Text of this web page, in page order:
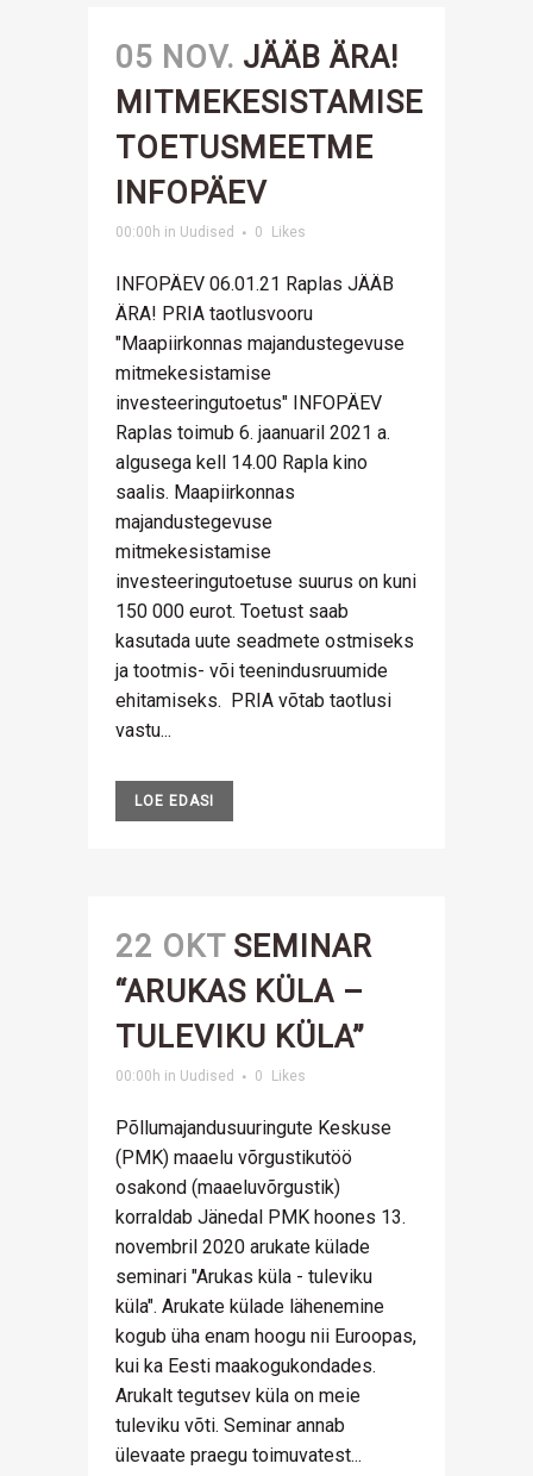
05 NOV. JÄÄB ÄRA!
MITMEKESISTAMISE
TOETUSMEETME
INFOPÄEV
00:00h in Uudised 0 Likes
INFOPÄEV 06.01.21 Raplas JÄÄB
ÄRA! PRIA taotlusvooru
"Maapiirkonnas majandustegevuse
mitmekesistamise
investeeringutoetus" INFOPÄEV
Raplas toimub 6. jaanuaril 2021 a.
algusega kell 14.00 Rapla kino
saalis. Maapiirkonnas
majandustegevuse
mitmekesistamise
investeeringutoetuse suurus on kuni
150 000 eurot. Toetust saab
kasutada uute seadmete ostmiseks
ja tootmis- või teenindusruumide
ehitamiseks. PRIA võtab taotlusi
vastu...
LOE EDASI
22 OKT SEMINAR
“ARUKAS KÜLA –
TULEVIKU KÜLA”
00:00h in Uudised 0 Likes
Põllumajandusuuringute Keskuse
(PMK) maaelu võrgustikutöö
osakond (maaeluvõrgustik)
korraldab Jänedal PMK hoones 13.
novembril 2020 arukate külade
seminari "Arukas küla - tuleviku
küla". Arukate külade lähenemine
kogub üha enam hoogu nii Euroopas,
kui ka Eesti maakogukondades.
Arukalt tegutsev küla on meie
tuleviku võti. Seminar annab
ülevaate praegu toimuvatest...